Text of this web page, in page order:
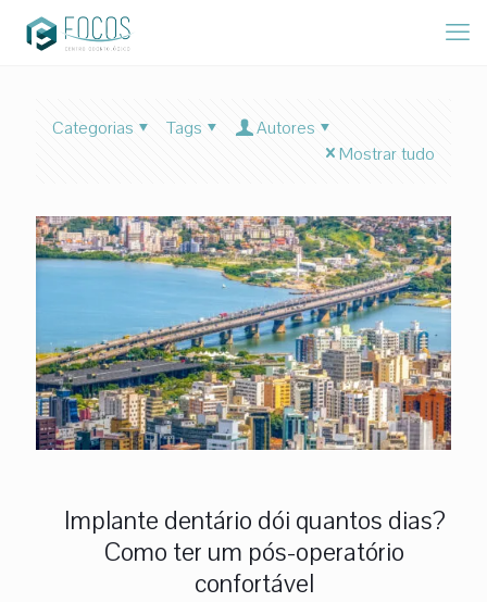
Categorias Tags
Autores
Mostrar tudo
Implante dentário dói quantos dias?
Como ter um pós-operatório
confortável